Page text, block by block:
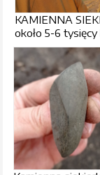
KAMIENNA
około 5-6 tysięcy